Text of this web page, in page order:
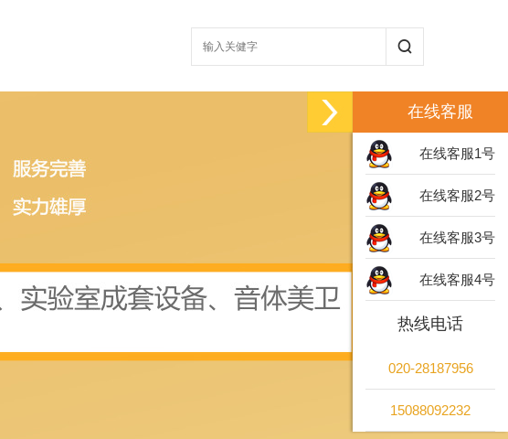
在线客服
在线客服1号
在线客服2号
在线客服3号
在线客服4号
热线电话
020-28187956
15088092232